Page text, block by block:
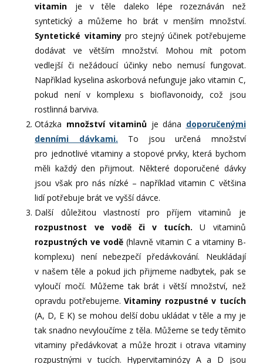
vitamin je v těle daleko lépe rozeznáván než
syntetický a můžeme ho brát v menším množství.
Syntetické vitaminypro stejný účinek potřebujeme
dodávat ve větším množství. Mohou mít potom
vedlejší či nežádoucí účinky nebo nemusí fungovat.
Například kyselina askorbová nefunguje jako vitamin C,
pokud není v komplexu s bioflavonoidy, což jsou
rostlinná barviva.
Otázka množství vitaminů je dána doporučenými
denními dávkami. To jsou určená množství
pro jednotlivé vitaminy a stopové prvky, která bychom
měli každý den přijmout. Některé doporučené dávky
jsou však pro nás nízké – například vitamin C většina
lidí potřebuje brát ve vyšší dávce.
Další důležitou vlastností pro příjem vitaminů je
rozpustnost ve vodě či v tucích. U vitaminů
rozpustných ve vodě (hlavně vitamin C a vitaminy B-
komplexu) není nebezpečí předávkování. Neukládají
v našem těle a pokud jich přijmeme nadbytek, pak se
vyloučí močí. Můžeme tak brát i větší množství, než
opravdu potřebujeme.Vitaminy rozpustné v tucích
(A, D, E K) se mohou delší dobu ukládat v těle a my je
tak snadno nevyloučíme z těla. Můžeme se tedy těmito
vitaminy předávkovat a může hrozit i otrava vitaminy
rozpustnými v tucích. Hypervitaminózy A a D jsou